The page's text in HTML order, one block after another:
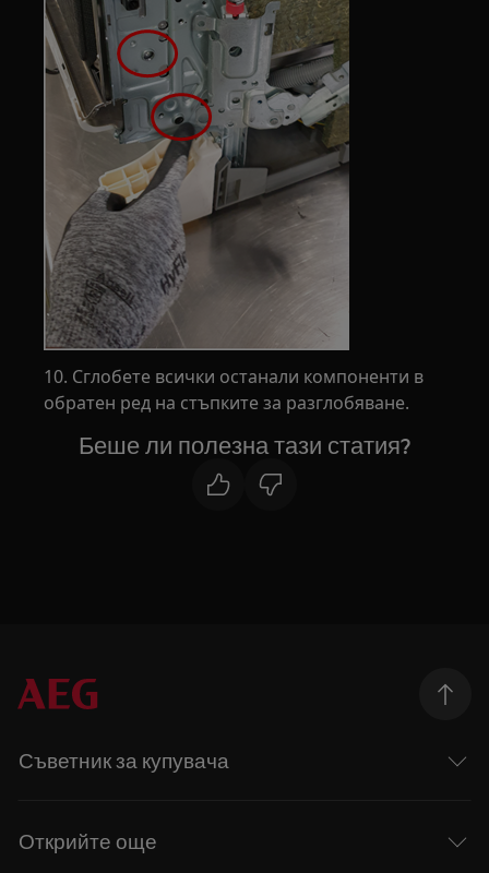
10. Сглобете всички останали компоненти в
обратен ред на стъпките за разглобяване.
Беше ли полезна тази статия?
Съветник за купувача
Открийте още